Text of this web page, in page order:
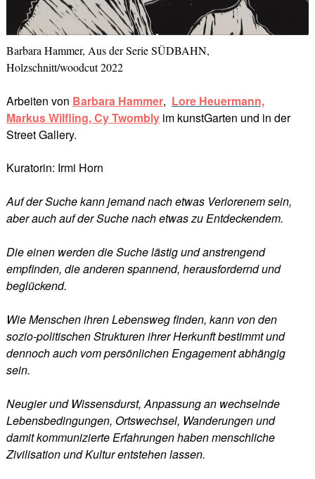
Barbara Hammer, Aus der Serie SÜDBAHN,
Holzschnitt/woodcut 2022
Arbeiten von Barbara Hammer, Lore Heuermann,
Markus Wilfling,Cy Twomblyim kunstGarten und in der
Street Gallery.
Kuratorin: Irmi Horn
Auf der Suche kann jemand nach etwas Verlorenem sein,
aber auch auf der Suche nach etwas zu Entdeckendem.
Die einen werden die Suche lästig und anstrengend
empfinden, die anderen spannend, herausfordernd und
beglückend.
Wie Menschen ihren Lebensweg finden, kann von den
sozio-politischen Strukturen ihrer Herkunft bestimmt und
dennoch auch vom persönlichen Engagement abhängig
sein.
Neugier und Wissensdurst, Anpassung an wechselnde
Lebensbedingungen, Ortswechsel, Wanderungen und
damit kommunizierte Erfahrungen haben menschliche
Zivilisation und Kultur entstehen lassen.